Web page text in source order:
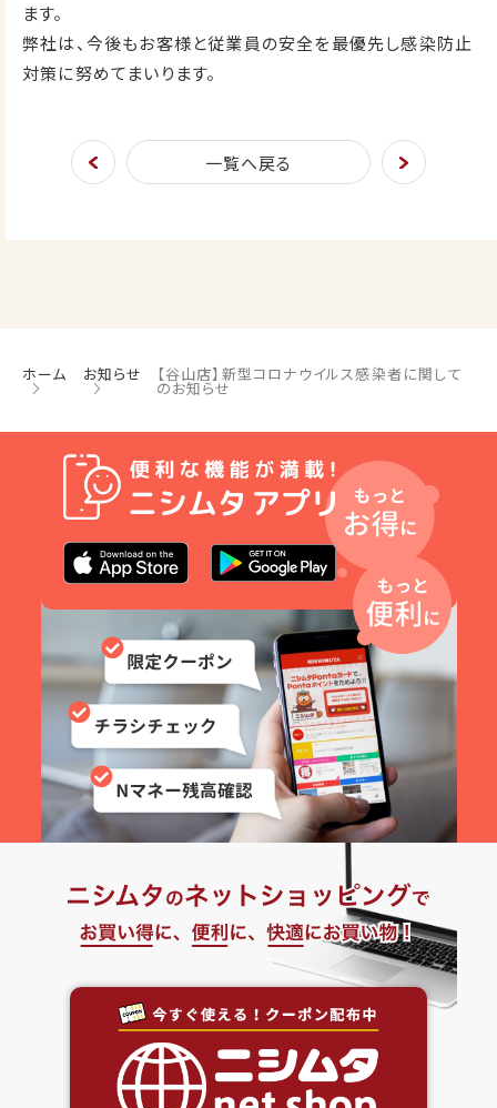
ます。
弊社は、今後もお客様と従業員の安全を最優先し感染防止
対策に努めてまいります。
一覧へ戻る
ホーム お知らせ 【谷山店】新型コロナウイルス感染者に関して
のお知らせ